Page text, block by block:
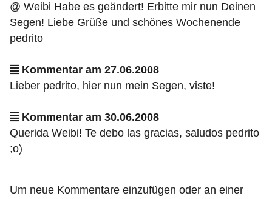
@ Weibi Habe es geändert! Erbitte mir nun Deinen
Segen! Liebe Grüße und schönes Wochenende
pedrito
Kommentar am 27.06.2008
Lieber pedrito, hier nun mein Segen, viste!
Kommentar am 30.06.2008
Querida Weibi! Te debo las gracias, saludos pedrito
;o)
Um neue Kommentare einzufügen oder an einer